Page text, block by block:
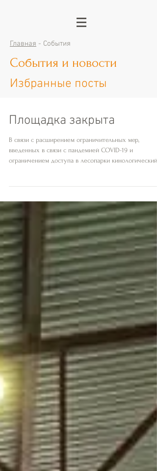
Главная - События
События и новости
Избранные посты
Площадка закрыта
В связи с расширением ограничительных мер,
введенных в связи с пандемией COVID-19 и
ограничением доступа в лесопарки кинологический